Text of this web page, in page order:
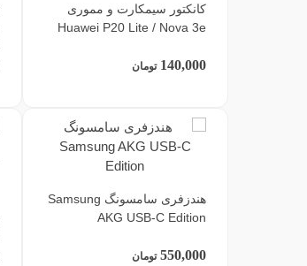
کانکتور سیمکارت و مموری
Huawei P20 Lite / Nova 3e
140,000 تومان
هندزفری سامسونگ Samsung
AKG USB-C Edition
550,000 تومان